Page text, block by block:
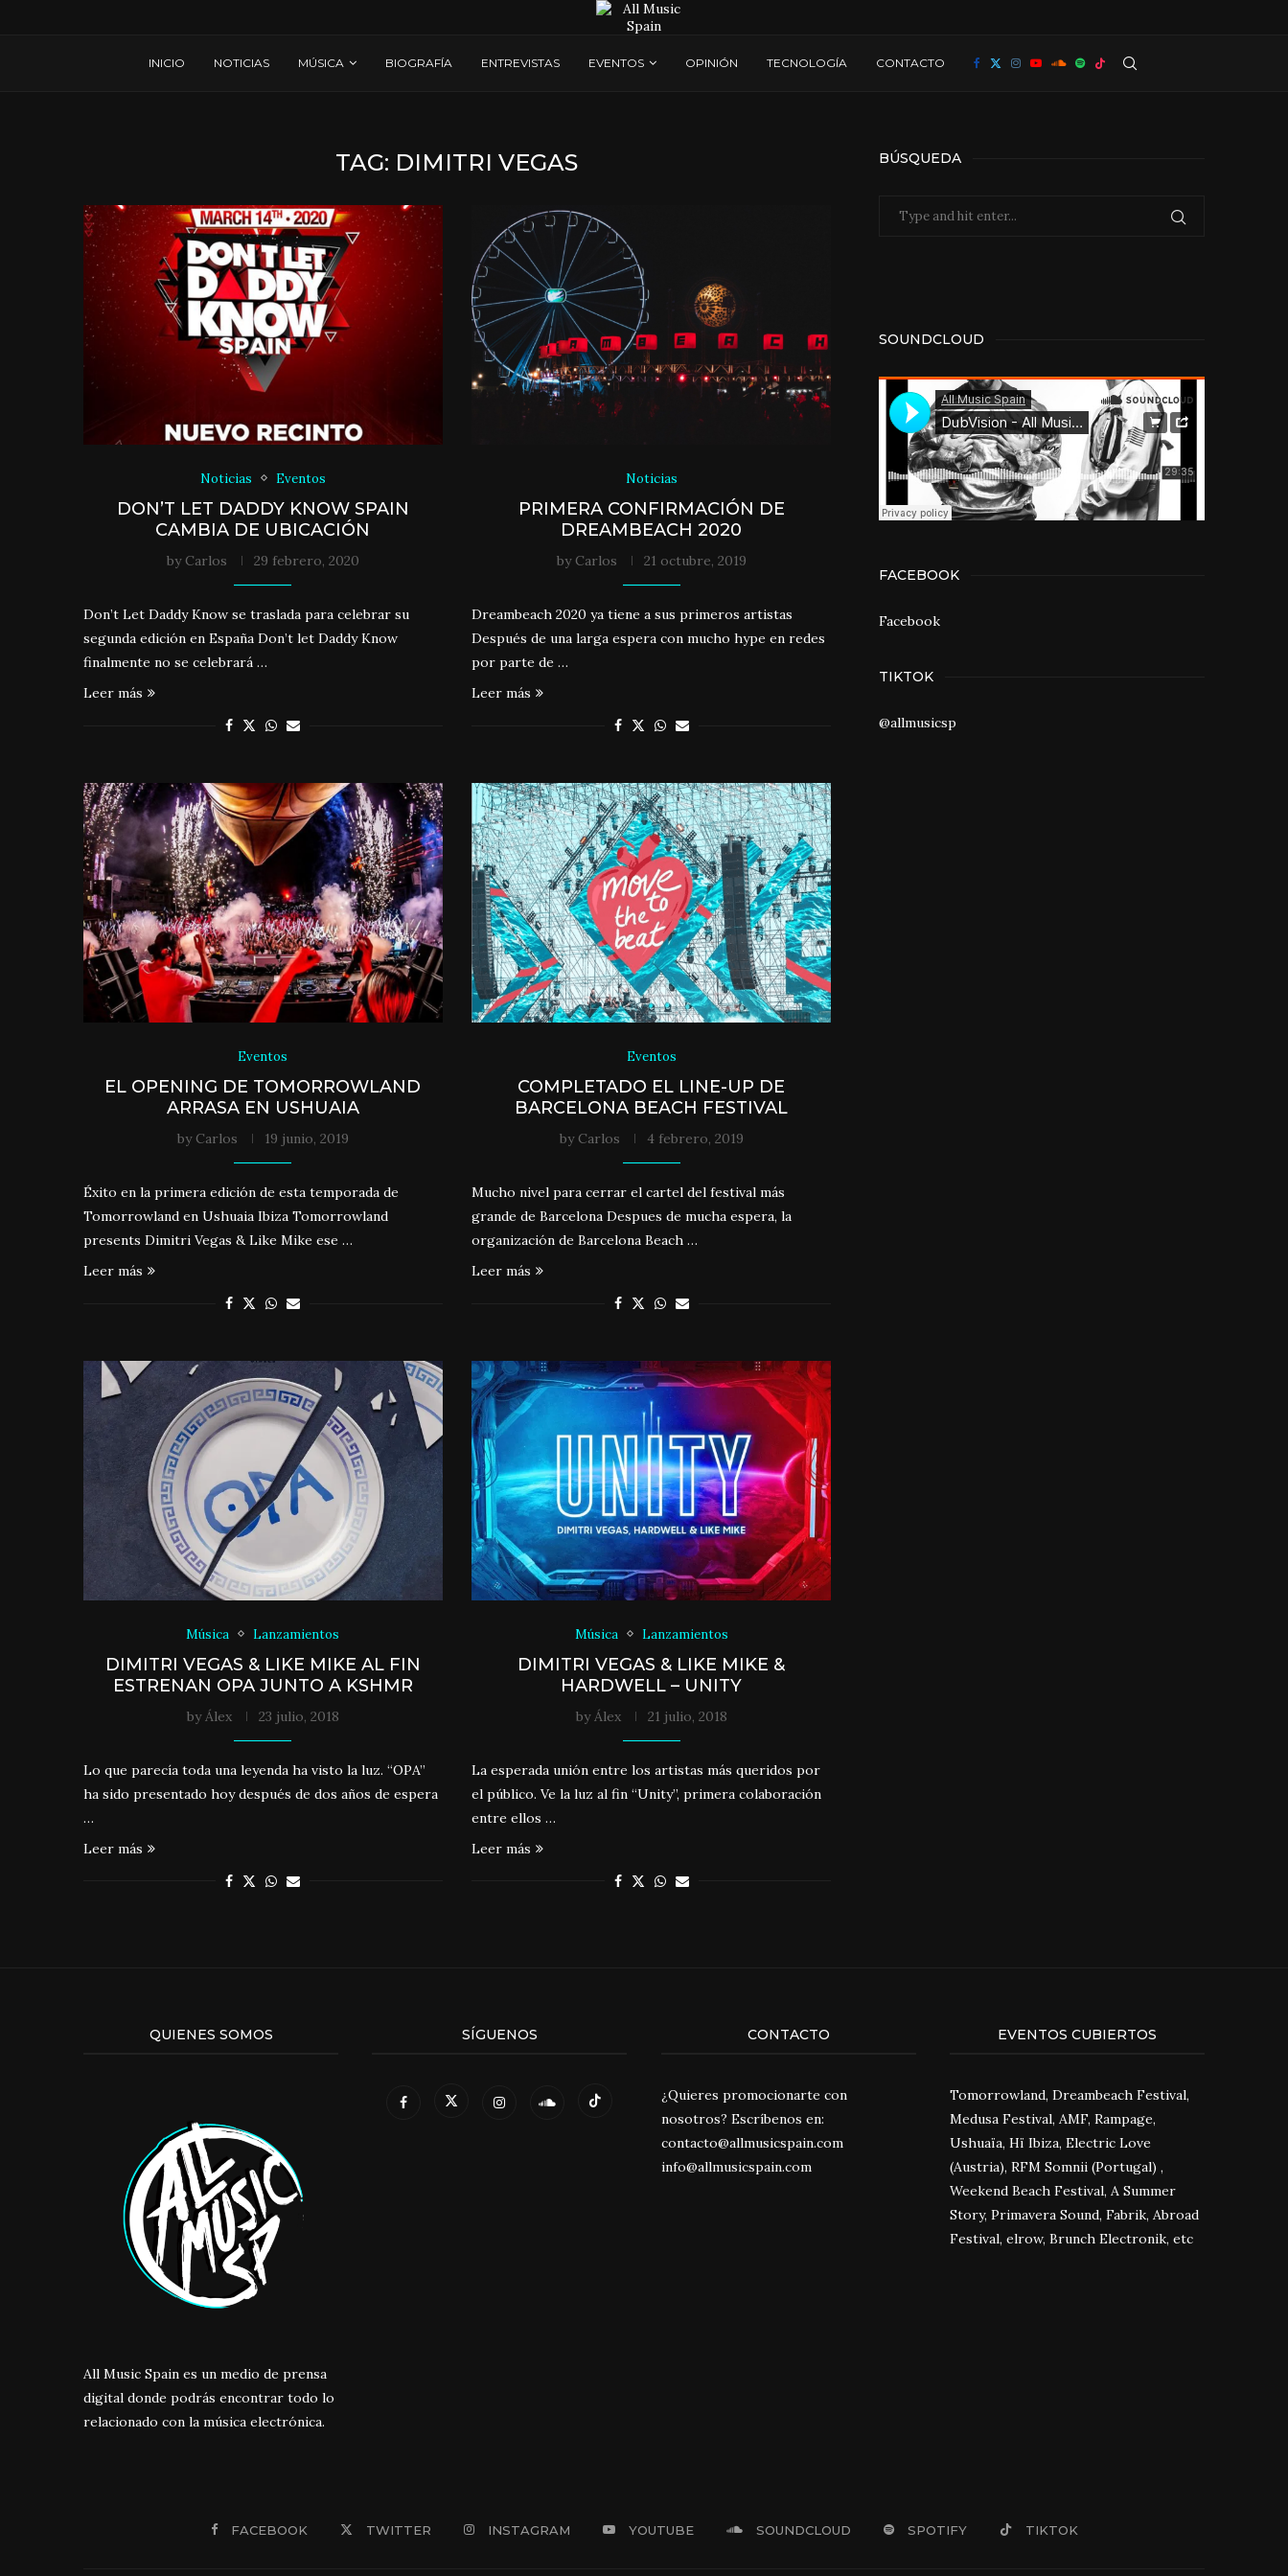
INICIO NOTICIAS MÚSICA BIOGRAFÍA ENTREVISTAS EVENTOS OPINIÓN TECNOLOGÍA CONTACTO
TAG: DIMITRI VEGAS
Noticias Eventos
DON’T LET DADDY KNOW SPAIN
CAMBIA DE UBICACIÓN
by Carlos 29 febrero, 2020
Don’t Let Daddy Know se traslada para celebrar su
segunda edición en España Don’t let Daddy Know
finalmente no se celebrará …
Leer más
Noticias
PRIMERA CONFIRMACIÓN DE
DREAMBEACH 2020
by Carlos 21 octubre, 2019
Dreambeach 2020 ya tiene a sus primeros artistas
Después de una larga espera con mucho hype en redes
por parte de …
Leer más
Eventos
EL OPENING DE TOMORROWLAND
ARRASA EN USHUAIA
by Carlos 19 junio, 2019
Éxito en la primera edición de esta temporada de
Tomorrowland en Ushuaia Ibiza Tomorrowland
presents Dimitri Vegas & Like Mike ese …
Leer más
Eventos
COMPLETADO EL LINE-UP DE
BARCELONA BEACH FESTIVAL
by Carlos 4 febrero, 2019
Mucho nivel para cerrar el cartel del festival más
grande de Barcelona Despues de mucha espera, la
organización de Barcelona Beach …
Leer más
Música Lanzamientos
DIMITRI VEGAS & LIKE MIKE AL FIN
ESTRENAN OPA JUNTO A KSHMR
by Álex 23 julio, 2018
Lo que parecía toda una leyenda ha visto la luz. “OPA”
ha sido presentado hoy después de dos años de espera
…
Leer más
Música Lanzamientos
DIMITRI VEGAS & LIKE MIKE &
HARDWELL – UNITY
by Álex 21 julio, 2018
La esperada unión entre los artistas más queridos por
el público. Ve la luz al fin “Unity”, primera colaboración
entre ellos …
Leer más
BÚSQUEDA
SOUNDCLOUD
FACEBOOK
Facebook
TIKTOK
@allmusicsp
QUIENES SOMOS
All Music Spain es un medio de prensa
digital donde podrás encontrar todo lo
relacionado con la música electrónica.
SÍGUENOS CONTACTO
¿Quieres promocionarte con
nosotros? Escríbenos en:
contacto@allmusicspain.com
info@allmusicspain.com
EVENTOS CUBIERTOS
Tomorrowland, Dreambeach Festival,
Medusa Festival, AMF, Rampage,
Ushuaïa, Hï Ibiza, Electric Love
(Austria), RFM Somnii (Portugal) ,
Weekend Beach Festival, A Summer
Story, Primavera Sound, Fabrik, Abroad
Festival, elrow, Brunch Electronik, etc
FACEBOOK TWITTER INSTAGRAM YOUTUBE SOUNDCLOUD SPOTIFY TIKTOK